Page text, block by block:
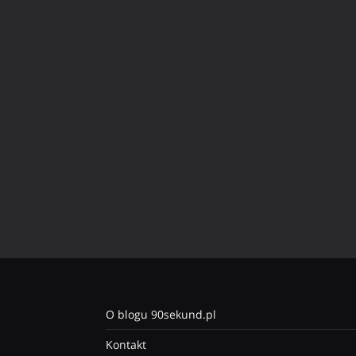
O blogu 90sekund.pl
Kontakt